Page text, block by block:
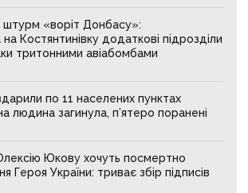
штурм «воріт Донбасу»:
Костянтинівку додаткові підрозділи
тритонними авіабомбами
по 11 населених пунктах
людина загинула, п’ятеро поранені
Юкову хочуть посмертно
Героя України: триває збір підписів